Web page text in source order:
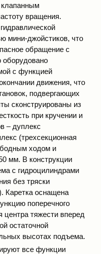
вращения.
мини-джойстиков, что
обращение с
оборудовано
с функцией
движения, что
подвергающих
сконструированы из
при кручении и
– дуплекс
(трехсекционная
ходом и
мм. В конструкции
с гидроцилиндрами
без тряски
Каретка оснащена
поперечного
тяжести вперед
остаточной
высотах подъема.
все функции